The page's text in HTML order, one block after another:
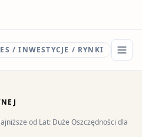
/ INWESTYCJE / RYNKI
od Lat: Duże Oszczędności dla